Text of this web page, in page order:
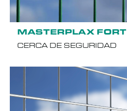
MASTERPLAX FORT
CERCA DE SEGURIDAD